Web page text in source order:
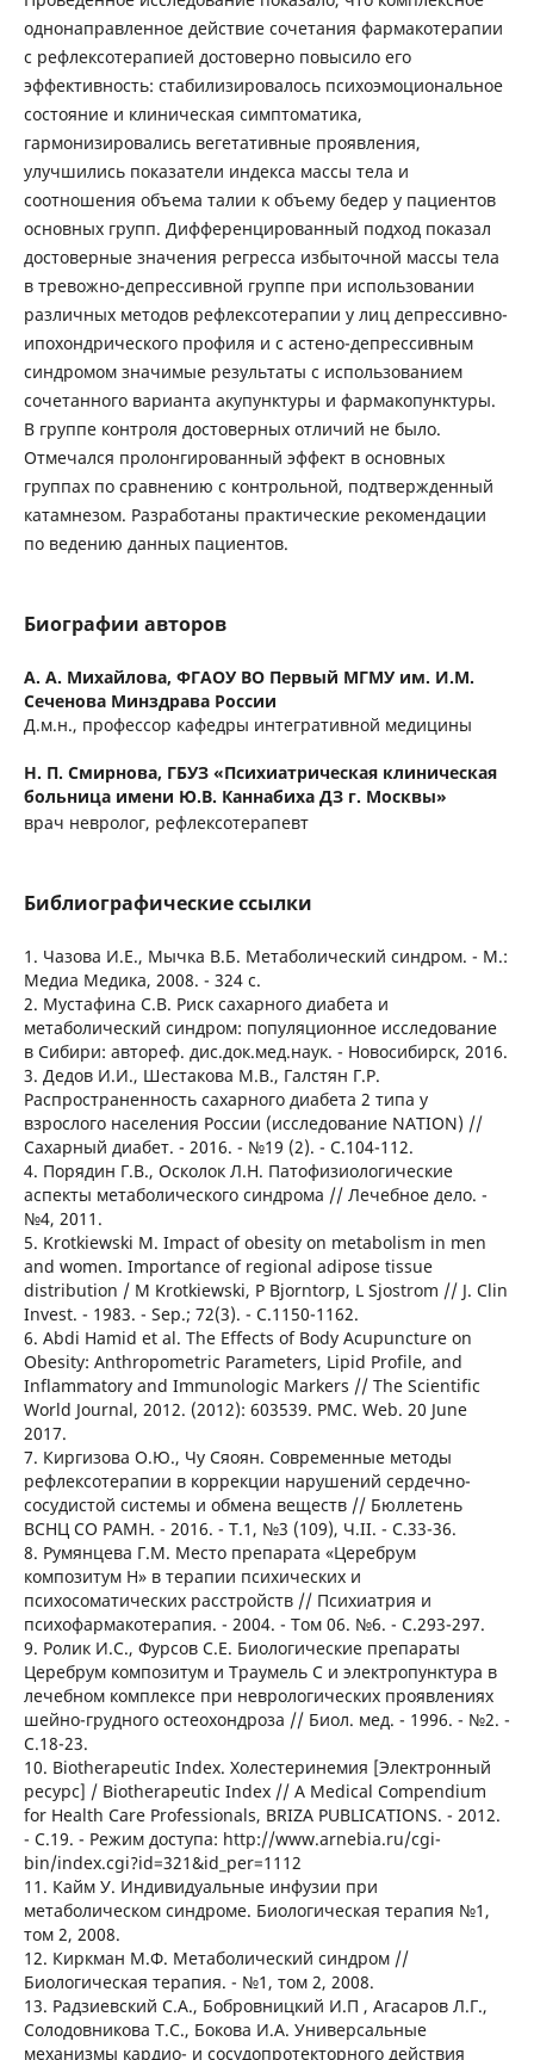
однонаправленное действие сочетания фармакотерапии
с рефлексотерапией достоверно повысило его
эффективность: стабилизировалось психоэмоциональное
состояние и клиническая симптоматика,
гармонизировались вегетативные проявления,
улучшились показатели индекса массы тела и
соотношения объема талии к объему бедер у пациентов
основных групп. Дифференцированный подход показал
достоверные значения регресса избыточной массы тела
в тревожно-депрессивной группе при использовании
различных методов рефлексотерапии у лиц депрессивно-
ипохондрического профиля и с астено-депрессивным
синдромом значимые результаты с использованием
сочетанного варианта акупунктуры и фармакопунктуры.
В группе контроля достоверных отличий не было.
Отмечался пролонгированный эффект в основных
группах по сравнению с контрольной, подтвержденный
катамнезом. Разработаны практические рекомендации
по ведению данных пациентов.
Биографии авторов
А. А. Михайлова, ФГАОУ ВО Первый МГМУ им. И.М.
Сеченова Минздрава России
Д.м.н., профессор кафедры интегративной медицины
Н. П. Смирнова, ГБУЗ «Психиатрическая клиническая
больница имени Ю.В. Каннабиха ДЗ г. Москвы»
врач невролог, рефлексотерапевт
Библиографические ссылки
1. Чазова И.Е., Мычка В.Б. Метаболический синдром. - М.:
Медиа Медика, 2008. - 324 с.
2. Мустафина С.В. Риск сахарного диабета и
метаболический синдром: популяционное исследование
в Сибири: автореф. дис.док.мед.наук. - Новосибирск, 2016.
3. Дедов И.И., Шестакова М.В., Галстян Г.Р.
Распространенность сахарного диабета 2 типа у
взрослого населения России (исследование NATION) //
Сахарный диабет. - 2016. - №19 (2). - С.104-112.
4. Порядин Г.В., Осколок Л.Н. Патофизиологические
аспекты метаболического синдрома // Лечебное дело. -
№4, 2011.
5. Krotkiewski M. Impact of obesity on metabolism in men
and women. Importance of regional adipose tissue
distribution / M Krotkiewski, P Bjorntorp, L Sjostrom // J. Clin
Invest. - 1983. - Sep.; 72(3). - C.1150-1162.
6. Abdi Hamid et al. The Effects of Body Acupuncture on
Obesity: Anthropometric Parameters, Lipid Profile, and
Inflammatory and Immunologic Markers // The Scientific
World Journal, 2012. (2012): 603539. PMC. Web. 20 June
2017.
7. Киргизова О.Ю., Чу Сяоян. Современные методы
рефлексотерапии в коррекции нарушений сердечно-
сосудистой системы и обмена веществ // Бюллетень
ВСНЦ СО РАМН. - 2016. - Т.1, №3 (109), Ч.II. - С.33-36.
8. Румянцева Г.М. Место препарата «Церебрум
композитум Н» в терапии психических и
психосоматических расстройств // Психиатрия и
психофармакотерапия. - 2004. - Том 06. №6. - С.293-297.
9. Ролик И.С., Фурсов С.Е. Биологические препараты
Церебрум композитум и Траумель С и электропунктура в
лечебном комплексе при неврологических проявлениях
шейно-грудного остеохондроза // Биол. мед. - 1996. - №2. -
С.18-23.
10. Biotherapeutic Index. Холестеринемия [Электронный
ресурс] / Biotherapeutic Index // A Medical Compendium
for Health Care Professionals, BRIZA PUBLICATIONS. - 2012.
- С.19. - Режим доступа: http://www.arnebia.ru/cgi-
bin/index.cgi?id=321&id_per=1112
11. Кайм У. Индивидуальные инфузии при
метаболическом синдроме. Биологическая терапия №1,
том 2, 2008.
12. Киркман М.Ф. Метаболический синдром //
Биологическая терапия. - №1, том 2, 2008.
13. Радзиевский С.А., Бобровницкий И.П , Агасаров Л.Г.,
Солодовникова Т.С., Бокова И.А. Универсальные
механизмы кардио- и сосудопротекторного действия